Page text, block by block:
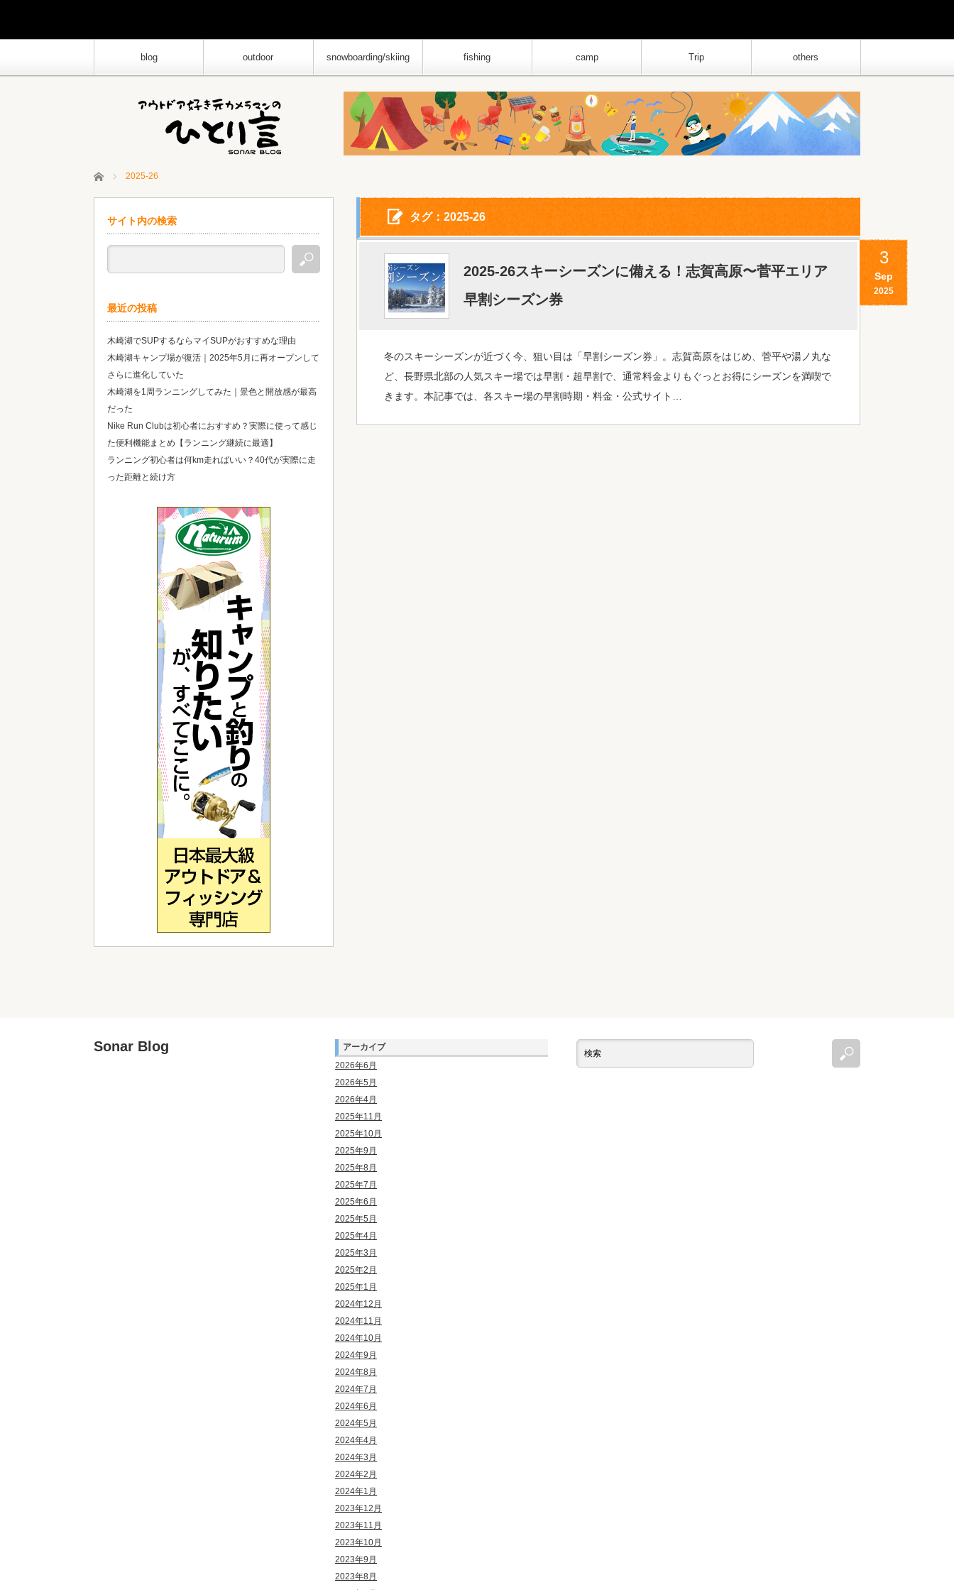
blog outdoor snowboarding/skiing fishing camp Trip others
ホーム 2025-26
タグ：2025-26
3
Sep
2025
2025-26スキーシーズンに備える！志賀高原〜菅平エリア
早割シーズン券
冬のスキーシーズンが近づく今、狙い目は「早割シーズン券」。志賀高原をはじめ、菅平や湯ノ丸な
ど、長野県北部の人気スキー場では早割・超早割で、通常料金よりもぐっとお得にシーズンを満喫で
きます。本記事では、各スキー場の早割時期・料金・公式サイト…
サイト内の検索
最近の投稿
木崎湖でSUPするならマイSUPがおすすめな理由
木崎湖キャンプ場が復活｜2025年5月に再オープンして
さらに進化していた
木崎湖を1周ランニングしてみた｜景色と開放感が最高
だった
Nike Run Clubは初心者におすすめ？実際に使って感じ
た便利機能まとめ【ランニング継続に最適】
ランニング初心者は何km走ればいい？40代が実際に走
った距離と続け方
Sonar Blog
アーカイブ
2026年6月
2026年5月
2026年4月
2025年11月
2025年10月
2025年9月
2025年8月
2025年7月
2025年6月
2025年5月
2025年4月
2025年3月
2025年2月
2025年1月
2024年12月
2024年11月
2024年10月
2024年9月
2024年8月
2024年7月
2024年6月
2024年5月
2024年4月
2024年3月
2024年2月
2024年1月
2023年12月
2023年11月
2023年10月
2023年9月
2023年8月